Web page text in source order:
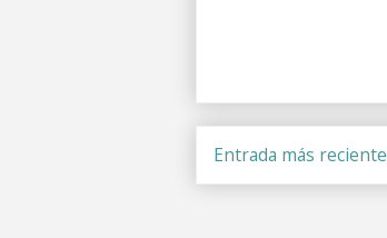
Entrada más reciente